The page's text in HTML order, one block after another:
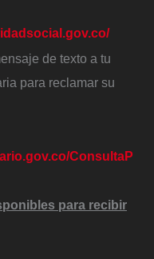
de texto a tu
para reclamar su
ConsultaP
para recibir